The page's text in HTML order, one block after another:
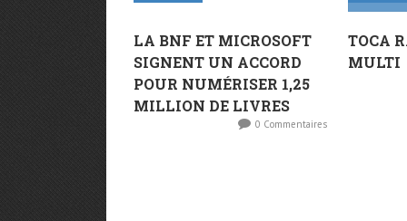
LA BNF ET MICROSOFT
SIGNENT UN ACCORD
POUR NUMÉRISER 1,25
MILLION DE LIVRES
0 Commentaires
TOCA
MULTI